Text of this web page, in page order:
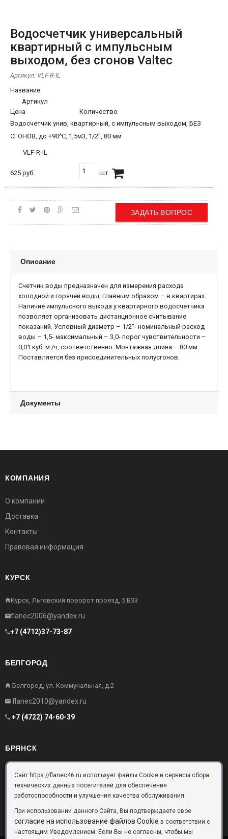
Водосчетчик универсальный
квартирный с импульсным
выходом, без сгонов Valtec
Артикул: VLF-R-IL
Название
Артикул
Цена
Количество
Водосчетчик унив, квартирный, с импульсным выходом, БЕЗ
СГОНОВ, до +90^С, 1,5м3, 1/2", 80 мм
VLF-R-IL
625 руб. шт.
ЗАДАТЬ ВОПРОС
Описание
Счетчик воды предназначен для измерения расхода
холодной и горячей воды, главным образом – в квартирах.
Наличие импульсного выхода у квартирного водосчетчика
позволяет организовать дистанционное считывание
показаний. Условный диаметр – 1/2"- номинальный расход
воды – 1,5- максимальный – 3,0- порог чувствительности –
0,01 куб. м /ч, соответственно. Монтажная длина – 80 мм.
Поставляется без присоединительных полусгонов.
Документы
КОМПАНИЯ
О компании
Доставка
Контакты
Правовая информация
КУРСК
Курск, Льговский поворот проезд, 5 В33
flanec2006@yandex.ru
+7 (4712)37-73-87
БЕЛГОРОД
Белгород, ул. Коммунальная, д.2
flanec2010@yandex.ru
+7 (4722) 74-60-39
БРЯНСК
Брянск, Московский проезд, д.10, офис 3
flanec32@yandex.ru
Сайт https://flanec46.ru использует файлы Cookie и сервисы сбора
технических данных посетителей для обеспечения
работоспособности и улучшения качества обслуживания.
При использовании данного Сайта, Вы подтверждаете свое
согласие на использование файлов Cookie в соответствии с
настоящим Уведомлением. Если Вы не согласны, чтобы мы